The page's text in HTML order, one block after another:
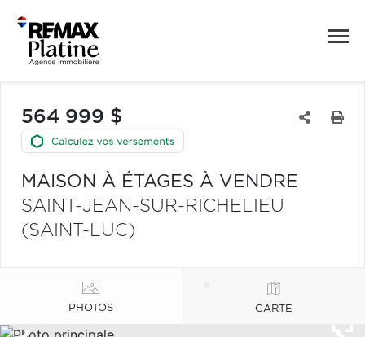
564 999 $
MAISON À ÉTAGES À VENDRE
SAINT-JEAN-SUR-RICHELIEU
(SAINT-LUC)
PHOTOS CARTE